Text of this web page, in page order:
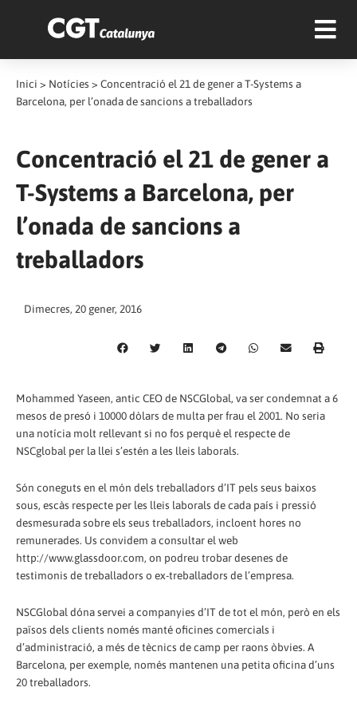
Inici > Notícies > Concentració el 21 de gener a T-Systems a
Barcelona, per l’onada de sancions a treballadors
Concentració el 21 de gener a
T-Systems a Barcelona, per
l’onada de sancions a
treballadors
Dimecres, 20 gener, 2016
Mohammed Yaseen, antic CEO de NSCGlobal, va ser condemnat a 6
mesos de presó i 10000 dòlars de multa per frau el 2001. No seria
una notícia molt rellevant si no fos perquè el respecte de
NSCglobal per la llei s’estén a les lleis laborals.
Són coneguts en el món dels treballadors d’IT pels seus baixos
sous, escàs respecte per les lleis laborals de cada país i pressió
desmesurada sobre els seus treballadors, incloent hores no
remunerades. Us convidem a consultar el web
http://www.glassdoor.com, on podreu trobar desenes de
testimonis de treballadors o ex-treballadors de l’empresa.
NSCGlobal dóna servei a companyies d’IT de tot el món, però en els
països dels clients només manté oficines comercials i
d’administració, a més de tècnics de camp per raons òbvies. A
Barcelona, ​​per exemple, només mantenen una petita oficina d’uns
20 treballadors.